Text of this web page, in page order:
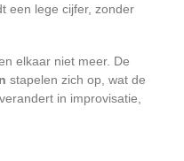
een lege cijfer, zonder
elkaar niet meer. De
stapelen zich op, wat de
in improvisatie,